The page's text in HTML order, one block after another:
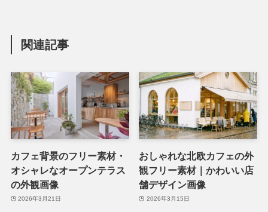
関連記事
カフェ背景のフリー素材・
オシャレなオープンテラス
の外観画像
2026年3月21日
おしゃれな北欧カフェの外
観フリー素材｜かわいい店
舗デザイン画像
2026年3月15日